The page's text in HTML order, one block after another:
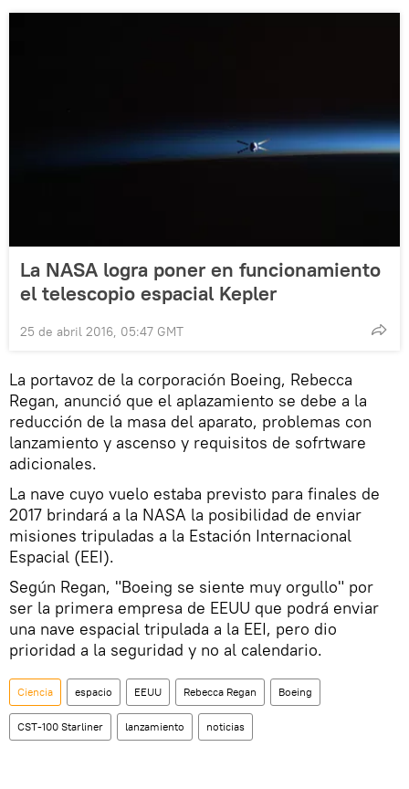
La NASA logra poner en funcionamiento
el telescopio espacial Kepler
25 de abril 2016, 05:47 GMT
La portavoz de la corporación Boeing, Rebecca
Regan, anunció que el aplazamiento se debe a la
reducción de la masa del aparato, problemas con
lanzamiento y ascenso y requisitos de sofrtware
adicionales.
La nave cuyo vuelo estaba previsto para finales de
2017 brindará a la NASA la posibilidad de enviar
misiones tripuladas a la Estación Internacional
Espacial (EEI).
Según Regan, "Boeing se siente muy orgullo" por
ser la primera empresa de EEUU que podrá enviar
una nave espacial tripulada a la EEI, pero dio
prioridad a la seguridad y no al calendario.
Ciencia espacio EEUU Rebecca Regan Boeing
CST-100 Starliner lanzamiento noticias